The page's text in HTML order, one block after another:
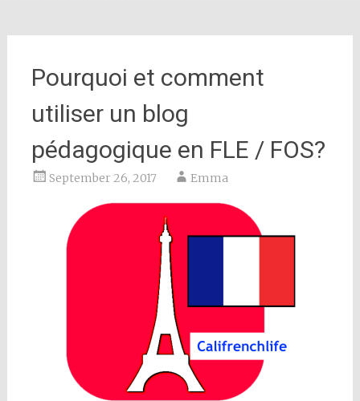
Pourquoi et comment
utiliser un blog
pédagogique en FLE / FOS?
September 26, 2017 Emma